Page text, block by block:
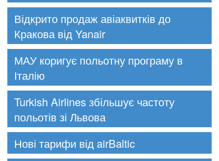
Відкрито продаж авіаквитків до
Кракова від Yanair
МАУ коригує польотну програму в
Італію
Turkish Airlines збільшує частоту
польотів зі Львова
Нові тарифи від airBaltic